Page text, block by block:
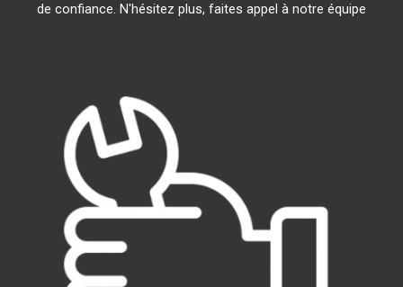
de confiance. N'hésitez plus, faites appel à notre équipe